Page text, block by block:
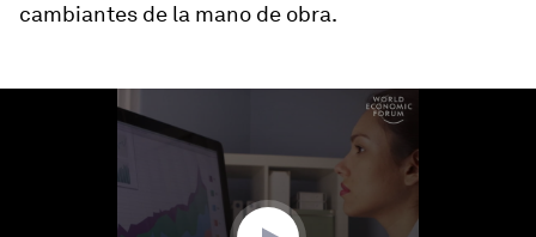
cambiantes de la mano de obra.